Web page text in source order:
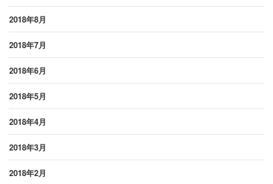
2018年8月
2018年7月
2018年6月
2018年5月
2018年4月
2018年3月
2018年2月